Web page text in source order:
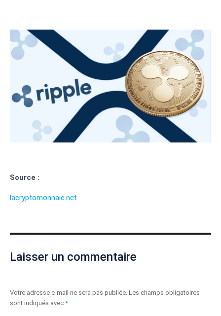
Source :
lacryptomonnaie.net
Laisser un commentaire
Votre adresse e-mail ne sera pas publiée. Les champs obligatoires
sont indiqués avec *